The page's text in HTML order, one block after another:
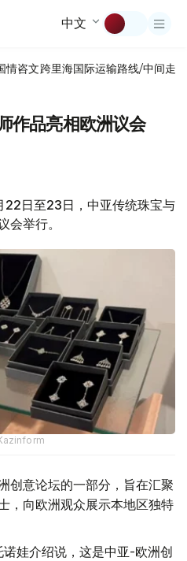
中文
情咨文跨里海国际运输路线/中间走廊
作品亮相欧洲议会
22日至23日，中亚传统珠宝与
会举行。
创意论坛的一部分，旨在汇聚
，向欧洲观众展示本地区独特
诺娃介绍说，这是中亚-欧洲创